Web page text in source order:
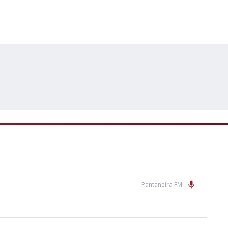
Pantaneira FM